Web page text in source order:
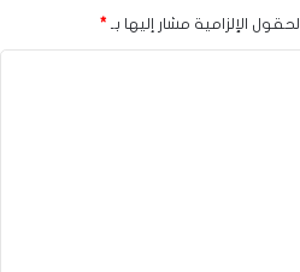
الحقول الإلزامية مشار إليها بـ *